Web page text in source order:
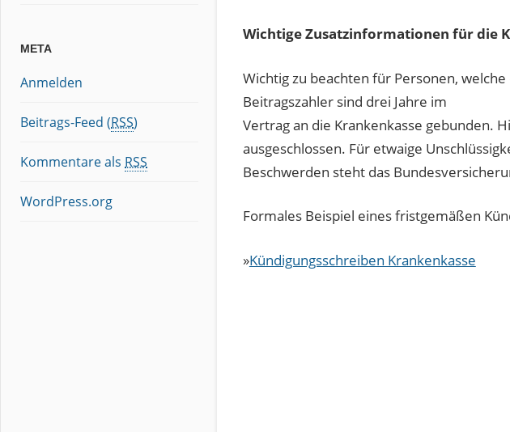
Wichtige Zusatzinformationen für die
Wichtig zu beachten für Personen,
Beitragszahler sind drei Jahre im
Vertrag an die Krankenkasse gebunden.
ausgeschlossen. Für etwaige
Beschwerden steht das
Formales Beispiel eines fristgemäßen
»Kündigungsschreiben Krankenkasse
META
Anmelden
Beitrags-Feed (RSS)
Kommentare als RSS
WordPress.org